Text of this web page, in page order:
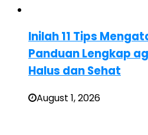
Inilah 11 Tips
Panduan Lengkap
Halus dan Sehat
August 1, 2026